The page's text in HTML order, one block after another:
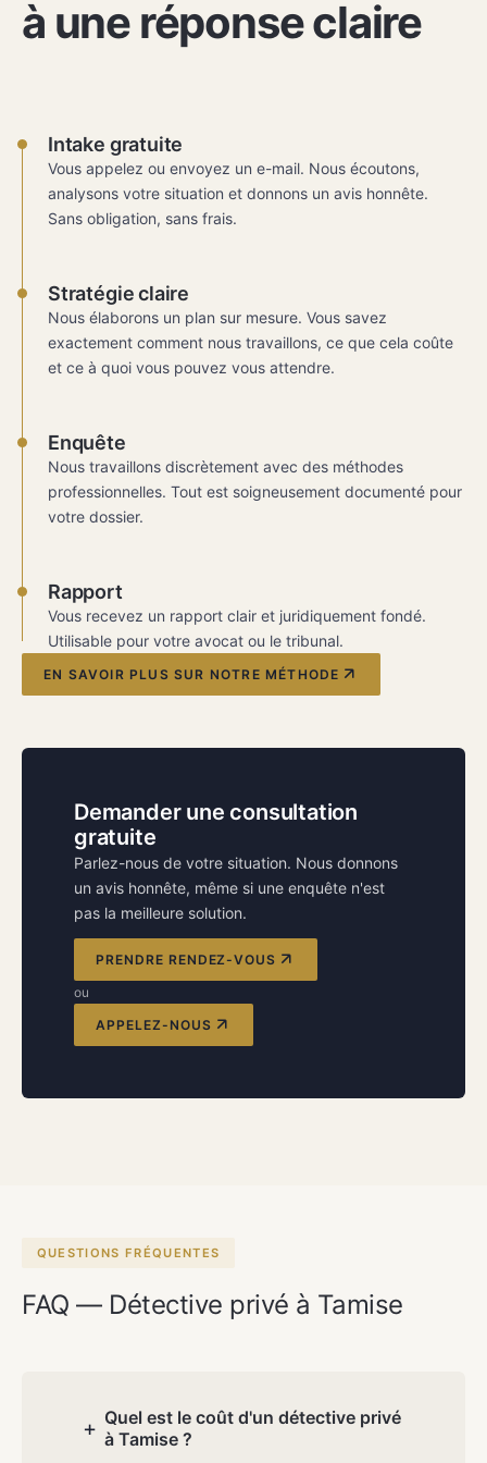
à une réponse claire
Intake gratuite
Vous appelez ou envoyez un e-mail. Nous écoutons,
analysons votre situation et donnons un avis honnête.
Sans obligation, sans frais.
Stratégie claire
Nous élaborons un plan sur mesure. Vous savez
exactement comment nous travaillons, ce que cela coûte
et ce à quoi vous pouvez vous attendre.
Enquête
Nous travaillons discrètement avec des méthodes
professionnelles. Tout est soigneusement documenté pour
votre dossier.
Rapport
Vous recevez un rapport clair et juridiquement fondé.
Utilisable pour votre avocat ou le tribunal.
EN SAVOIR PLUS SUR NOTRE MÉTHODE
Demander une consultation
gratuite
Parlez-nous de votre situation. Nous donnons
un avis honnête, même si une enquête n'est
pas la meilleure solution.
PRENDRE RENDEZ-VOUS
ou
APPELEZ-NOUS
QUESTIONS FRÉQUENTES
FAQ — Détective privé à Tamise
Quel est le coût d'un détective privé
à Tamise ?
+